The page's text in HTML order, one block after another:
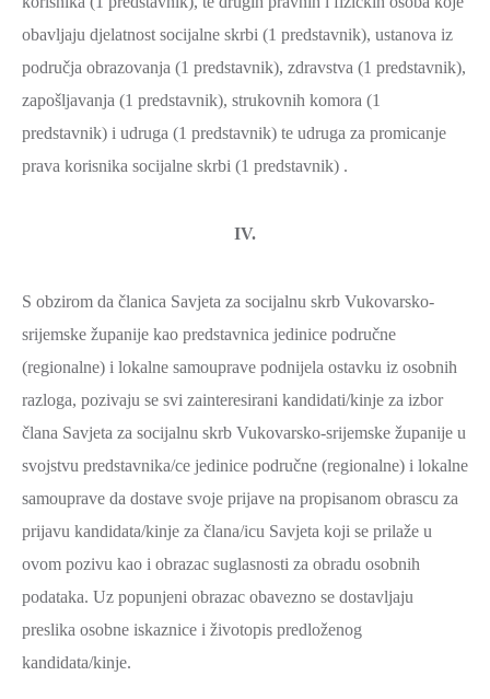
obavljaju djelatnost socijalne skrbi (1 predstavnik), ustanova iz
područja obrazovanja (1 predstavnik), zdravstva (1 predstavnik),
zapošljavanja (1 predstavnik), strukovnih komora (1
predstavnik) i udruga (1 predstavnik) te udruga za promicanje
prava korisnika socijalne skrbi (1 predstavnik) .
IV.
S obzirom da članica Savjeta za socijalnu skrb Vukovarsko-
srijemske županije kao predstavnica jedinice područne
(regionalne) i lokalne samouprave podnijela ostavku iz osobnih
razloga, pozivaju se svi zainteresirani kandidati/kinje za izbor
člana Savjeta za socijalnu skrb Vukovarsko-srijemske županije u
svojstvu predstavnika/ce jedinice područne (regionalne) i lokalne
samouprave da dostave svoje prijave na propisanom obrascu za
prijavu kandidata/kinje za člana/icu Savjeta koji se prilaže u
ovom pozivu kao i obrazac suglasnosti za obradu osobnih
podataka. Uz popunjeni obrazac obavezno se dostavljaju
preslika osobne iskaznice i životopis predloženog
kandidata/kinje.